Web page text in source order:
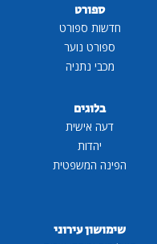
ספורט
חדשות ספורט
ספורט נוער
מכבי נתניה
בלוגים
דעה אישית
יהדות
הפינה המשפטית
שימושון עירוני